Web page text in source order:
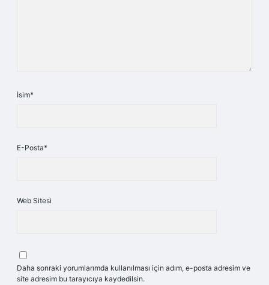
İsim*
E-Posta*
Web Sitesi
Daha sonraki yorumlarımda kullanılması için adım, e-posta adresim ve
site adresim bu tarayıcıya kaydedilsin.